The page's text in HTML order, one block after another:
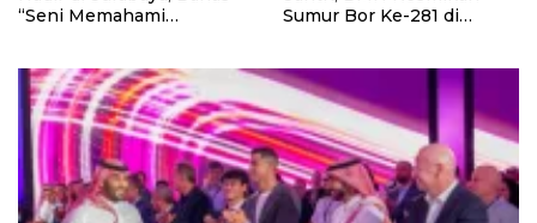
“Seni Memahami
Sumur Bor Ke-281 di